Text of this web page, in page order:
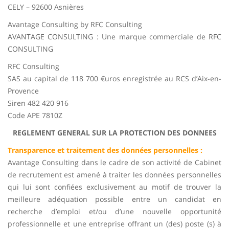
CELY – 92600 Asnières
Avantage Consulting by RFC Consulting
AVANTAGE CONSULTING : Une marque commerciale de RFC
CONSULTING
RFC Consulting
SAS au capital de 118 700 €uros enregistrée au RCS d’Aix-en-
Provence
Siren 482 420 916
Code APE 7810Z
REGLEMENT GENERAL SUR LA PROTECTION DES DONNEES
Transparence et traitement des données personnelles :
Avantage Consulting dans le cadre de son activité de Cabinet
de recrutement est amené à traiter les données personnelles
qui lui sont confiées exclusivement au motif de trouver la
meilleure adéquation possible entre un candidat en
recherche d’emploi et/ou d’une nouvelle opportunité
professionnelle et une entreprise offrant un (des) poste (s) à